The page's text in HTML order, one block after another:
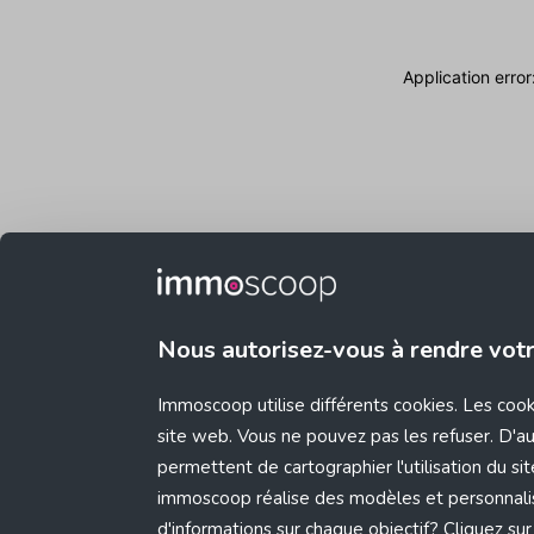
Nous autorisez-vous à rendre
Immoscoop utilise différents cookies. Les
site web. Vous ne pouvez pas les refuser.
permettent de cartographier l'utilisation du
immoscoop réalise des modèles et
d'informations sur chaque objectif? Cliquez
Application